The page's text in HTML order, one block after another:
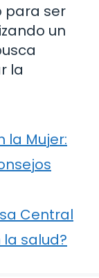
para ser
un
la
la Mujer:
Central
salud?